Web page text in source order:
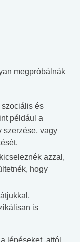
megpróbálnák
szociális és
például a
szerzése, vagy
azzal,
hogy
is